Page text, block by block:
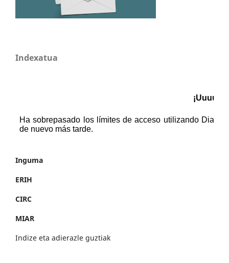
Indexatua
Inguma
ERIH
CIRC
MIAR
Indize eta adierazle guztiak